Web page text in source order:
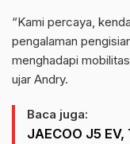
“Kami percaya,
pengalaman
menghadapi
ujar Andry.
Baca juga:
JAECOO J5